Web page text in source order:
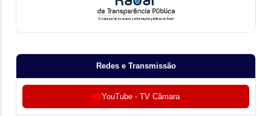
Redes e Transmissão
YouTube - TV Câmara